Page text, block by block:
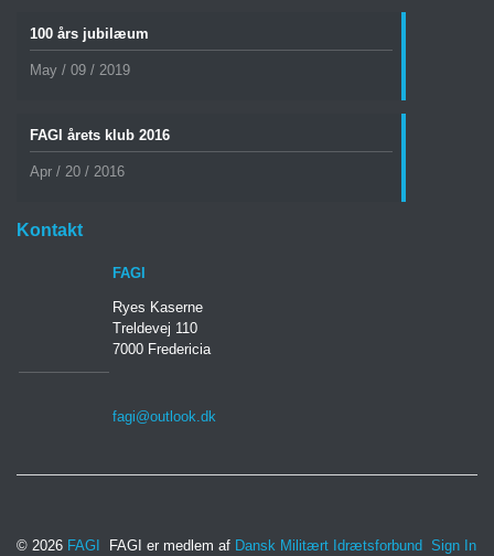
100 års jubilæum
May / 09 / 2019
FAGI årets klub 2016
Apr / 20 / 2016
Kontakt
FAGI
Ryes Kaserne
Treldevej 110
7000 Fredericia
fagi@outlook.dk
© 2026 FAGI FAGI er medlem af Dansk Militært Idrætsforbund Sign In